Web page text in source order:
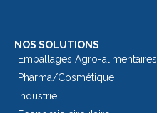
NOS SOLUTIONS
Emballages Agro-alimentaires
Pharma/Cosmétique
Industrie